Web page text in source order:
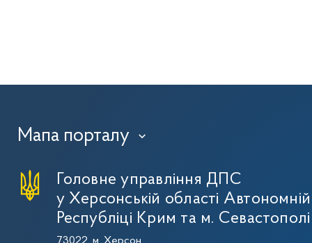
Мапа порталу ›
Головне управління ДПС
у Херсонській області Автономній
Республіці Крим та м. Севастополі